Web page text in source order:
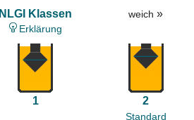
NLGI Klassen
Erklärung
weich »
1 2
Standard